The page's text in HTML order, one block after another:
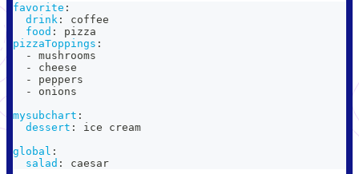
favorite :
drink :
coffee
food :
pizza
pizzaToppings :
-
mushrooms
-
cheese
-
peppers
-
onions
mysubchart :
dessert :
ice cream
global :
salad : caesar